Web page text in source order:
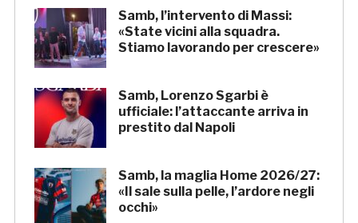
Samb, l’intervento di Massi:
«State vicini alla squadra.
Stiamo lavorando per crescere»
Samb, Lorenzo Sgarbi è
ufficiale: l’attaccante arriva in
prestito dal Napoli
Samb, la maglia Home 2026/27:
«Il sale sulla pelle, l’ardore negli
occhi»